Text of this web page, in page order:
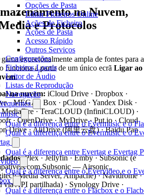
Opções de Pasta
Editar Ficheiros Online
Ações de Ficheiro
Ações de Pasta
Acesso Rápido
Outros Serviços
Configurações
Ficheiros Locais
Leitor de Áudio
Listas de Reprodução
Navegação
Qual é a diferença entre o Evermusic e o
Qual é a diferença entre o Evermusic e o
Qual é a diferença entre Evertag e Evertag
Qual é a diferença entre o Evervideo e o
Qual é a diferença entre o Flacbox e o
na Nuvem,
e Protocolos
excecionalmente ampla de fontes para a
funciona a partir de um único ecrã Ligar ao
.
na nuvem: iCloud Drive · Dropbox ·
· MEGA · Box · pCloud · Yandex Disk ·
· TeraCLOUD (InfiniCLOUD) ·
· OpenDrive · MyDrive · Put.io · Cloud
Drive · AliDrive (阿里云盘) · Baidu Pan
Plex · Jellyfin · Emby · Subsonic (e
com Subsonic — Airsonic,
Media Server, Ampache) · Navidrome ·
API partilhada) · Synology Drive ·